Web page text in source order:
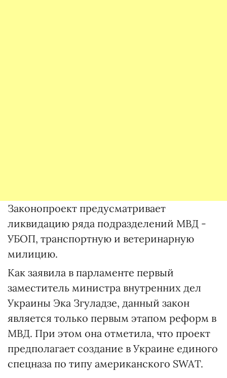
Законопроект предусматривает
ликвидацию ряда подразделений МВД -
УБОП, транспортную и ветеринарную
милицию.
Как заявила в парламенте первый
заместитель министра внутренних дел
Украины Эка Згуладзе, данный закон
является только первым этапом реформ в
МВД. При этом она отметила, что проект
предполагает создание в Украине единого
спецназа по типу американского SWAT.